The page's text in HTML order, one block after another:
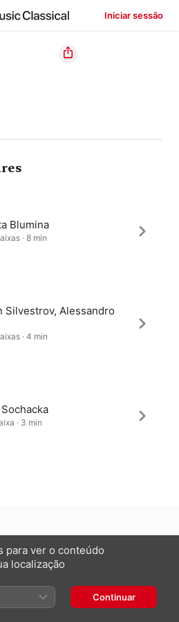
Iniciar sessão
Blumina
· 8 min
Silvestrov, Alessandro
· 4 min
· 3 min
os direitos reservados.
Apple Music e Privacidade
para ver o conteúdo
localização
Continuar